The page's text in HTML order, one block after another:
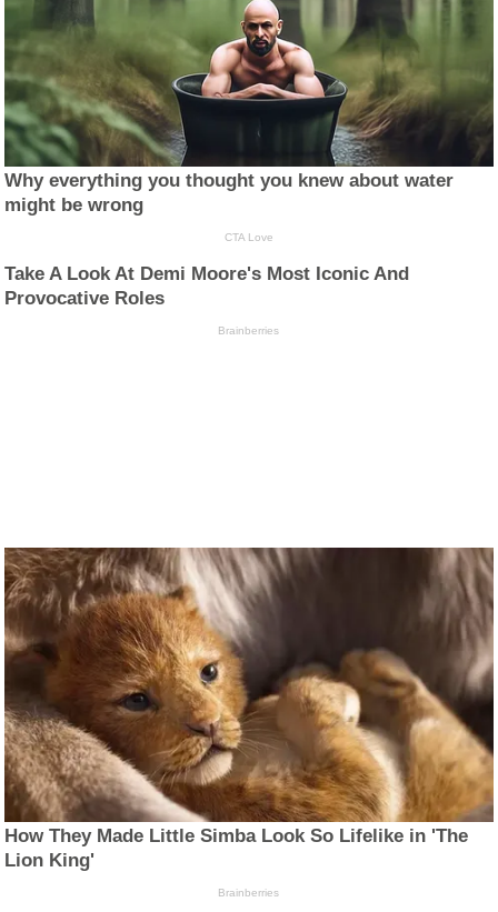
Why everything you thought you knew about water
might be wrong
CTA Love
Take A Look At Demi Moore's Most Iconic And
Provocative Roles
Brainberries
How They Made Little Simba Look So Lifelike in 'The
Lion King'
Brainberries